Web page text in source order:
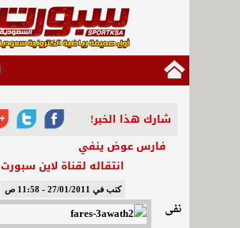
شارك هذا الخبر!
فارس عوض ينفي
انتقاله لقناة لاين سبورت
كتب في 27/01/2011 - 11:58 ص
نفى